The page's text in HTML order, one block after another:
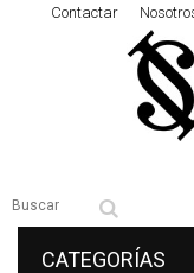
Contactar
CATEGORÍAS